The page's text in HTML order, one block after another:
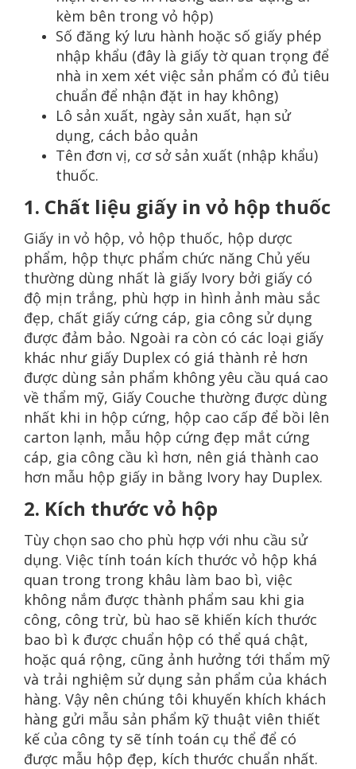
kèm bên trong vỏ hộp)
Số đăng ký lưu hành hoặc số giấy phép
nhập khẩu (đây là giấy tờ quan trọng để
nhà in xem xét việc sản phẩm có đủ tiêu
chuẩn để nhận đặt in hay không)
Lô sản xuất, ngày sản xuất, hạn sử
dụng, cách bảo quản
Tên đơn vị, cơ sở sản xuất (nhập khẩu)
thuốc.
1. Chất liệu giấy in vỏ hộp thuốc
Giấy in vỏ hộp, vỏ hộp thuốc, hộp dược
phẩm, hộp thực phẩm chức năng Chủ yếu
thường dùng nhất là giấy Ivory bởi giấy có
độ mịn trắng, phù hợp in hình ảnh màu sắc
đẹp, chất giấy cứng cáp, gia công sử dụng
được đảm bảo. Ngoài ra còn có các loại giấy
khác như giấy Duplex có giá thành rẻ hơn
được dùng sản phẩm không yêu cầu quá cao
về thẩm mỹ, Giấy Couche thường được dùng
nhất khi in hộp cứng, hộp cao cấp để bồi lên
carton lạnh, mẫu hộp cứng đẹp mắt cứng
cáp, gia công cầu kì hơn, nên giá thành cao
hơn mẫu hộp giấy in bằng Ivory hay Duplex.
2. Kích thước vỏ hộp
Tùy chọn sao cho phù hợp với nhu cầu sử
dụng. Việc tính toán kích thước vỏ hộp khá
quan trong trong khâu làm bao bì, việc
không nắm được thành phẩm sau khi gia
công, công trừ, bù hao sẽ khiến kích thước
bao bì k được chuẩn hộp có thể quá chật,
hoặc quá rộng, cũng ảnh hưởng tới thẩm mỹ
và trải nghiệm sử dụng sản phẩm của khách
hàng. Vậy nên chúng tôi khuyến khích khách
hàng gửi mẫu sản phẩm kỹ thuật viên thiết
kế của công ty sẽ tính toán cụ thể để có
được mẫu hộp đẹp, kích thước chuẩn nhất.